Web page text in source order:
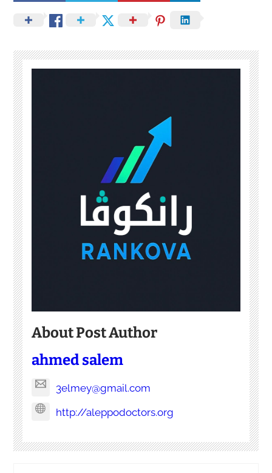
About Post Author
ahmed salem
3elmey@gmail.com
http://aleppodoctors.org